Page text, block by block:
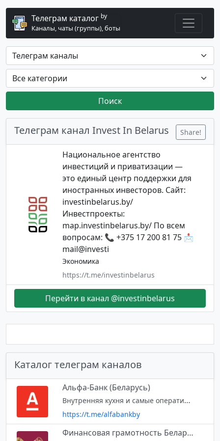
Телеграм каталог by
Каналы, чаты (группы), боты
Поиск
Телеграм канал Invest In Belarus Share!
Национальное агентство
инвестиций и приватизации —
это единый центр поддержки для
иностранных инвесторов. Сайт:
investinbelarus.by/
Инвестпроекты:
map.investinbelarus.by/ По всем
вопросам: 📞 +375 17 200 81 75 📩
mail@investi
Экономика
https://t.me/investinbelarus
Перейти в канал @investinbelarus
Каталог телеграм каналов
Альфа-Банк (Беларусь)
Внутренняя кухня и самые оперативные новости. Наши стикеры: t.me/addstickers/alfa_bear
https://t.me/alfabankby
Финансовая грамотность Беларуси